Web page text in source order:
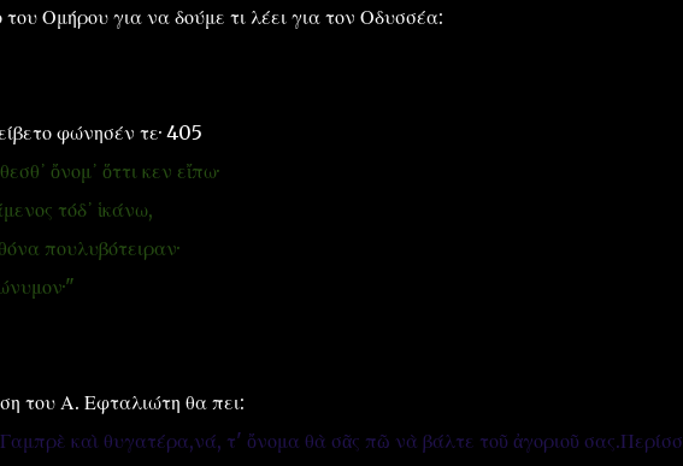
Ομήρου για να δούμε τι λέει για τον Οδυσσέα:
φώνησέν τε· 405
ὄνομ᾽ ὅττι κεν εἴπω·
τόδ᾽ ἱκάνω,
πουλυβότειραν·
του Α. Εφταλιώτη θα πει:
καὶ θυγατέρα,νά, τ' ὄνομα θὰ σᾶς πῶ νὰ βάλτε τοῦ ἀγοριοῦ